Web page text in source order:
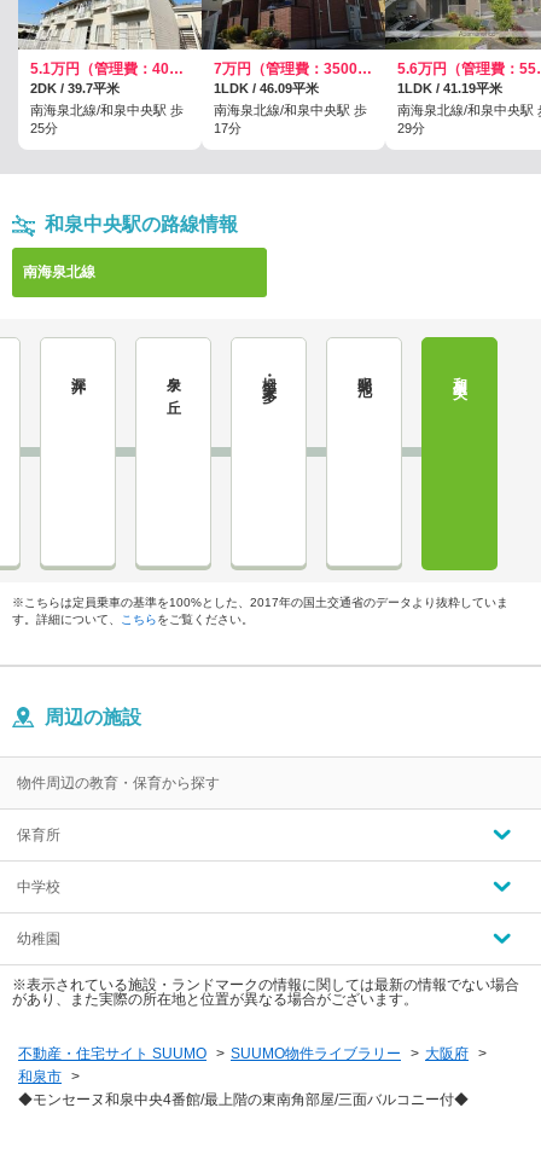
5.1万円（管理費：4000円）
2DK / 39.7平米
南海泉北線/和泉中央駅 歩
25分
7万円（管理費：3500円）
1LDK / 46.09平米
南海泉北線/和泉中央駅 歩
17分
5.6
1LDK / 41.19平米
南海泉北線/和泉中央駅
29分
和泉中央駅の路線情報
南海泉北線
泉ケ丘 栂・美木多
※こちらは定員乗車の基準を100%とした、2017年の国土交通省のデータより抜粋していま
す。詳細について、
こちらをご覧ください。
周辺の施設
物件周辺の教育・保育から探す
保育所
中学校
幼稚園
※表示されている施設・ランドマークの情報に関しては最新の情報でない場合
があり、また実際の所在地と位置が異なる場合がございます。
不動産・住宅サイト SUUMO > SUUMO物件ライブラリー > 大阪府 >
和泉市 >
◆モンセーヌ和泉中央4番館/最上階の東南角部屋/三面バルコニー付◆